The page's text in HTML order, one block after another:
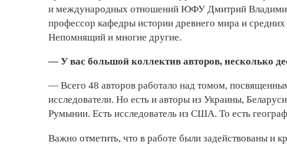
и международных отношений ЮФУ Дмитрий
профессор кафедры истории древнего мира и
Непомнящий и многие другие.
— У вас большой коллектив авторов, несколько
— Всего 48 авторов работало над томом,
исследователи. Но есть и авторы из Украины,
Румынии. Есть исследователь из США. То есть
Важно отметить, что в работе были задействованы и